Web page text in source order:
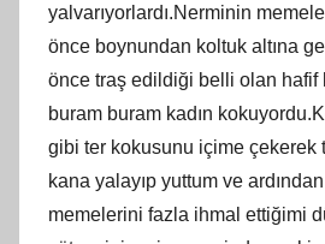
yalvarıyorlardı.Nerminin
önce boynundan koltuk altına
önce traş edildiği belli olan hafif
buram buram kadın
gibi ter kokusunu içime çekerek
kana yalayıp yuttum ve
memelerini fazla ihmal ettiğimi